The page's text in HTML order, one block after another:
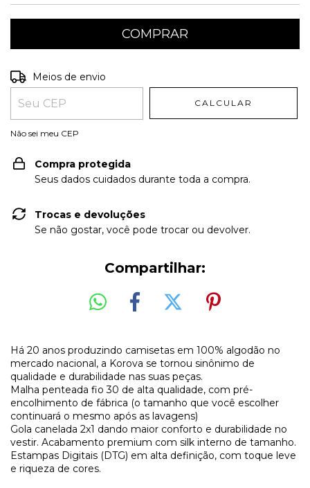
Entregas para o CEP:
Meios de envio
CALCULAR
Não sei meu CEP
Compra protegida
Seus dados cuidados durante toda a compra.
Trocas e devoluções
Se não gostar, você pode trocar ou devolver.
Compartilhar:
Há 20 anos produzindo camisetas em 100% algodão no
mercado nacional, a Korova se tornou sinônimo de
qualidade e durabilidade nas suas peças.
Malha penteada fio 30 de alta qualidade, com pré-
encolhimento de fábrica (o tamanho que você escolher
continuará o mesmo após as lavagens)
Gola canelada 2x1 dando maior conforto e durabilidade no
vestir. Acabamento premium com silk interno de tamanho.
Estampas Digitais (DTG) em alta definição, com toque leve
e riqueza de cores.